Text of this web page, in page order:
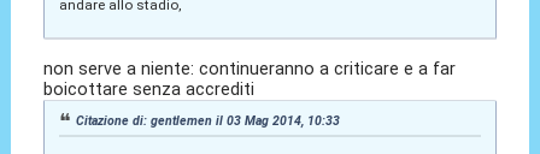
andare allo stadio,
non serve a niente: continueranno a criticare e a far
boicottare senza accrediti
Citazione di: gentlemen il 03 Mag 2014, 10:33